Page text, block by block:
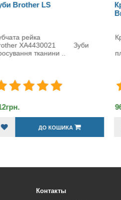
Кришка голкової пластини
Кришка шпуледержателя Brother
Пластикова кришка голкової
пластини Brother..
96грн.
ДО КОШИКА
Контакты